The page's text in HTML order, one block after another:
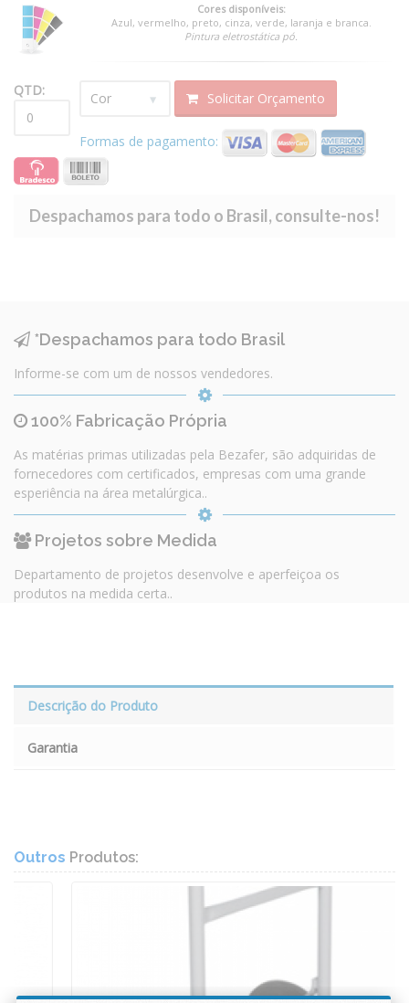
Cores disponíveis:
Azul, vermelho, preto, cinza, verde, laranja e branca.
Pintura eletrostática pó.
QTD: Solicitar Orçamento
Formas de pagamento:
Despachamos para todo o Brasil, consulte-nos!
*Despachamos para todo Brasil
Informe-se com um de nossos vendedores.
100% Fabricação Própria
As matérias primas utilizadas pela Bezafer, são adquiridas de
fornecedores com certificados, empresas com uma grande
esperiência na área metalúrgica..
Projetos sobre Medida
Departamento de projetos desenvolve e aperfeiçoa os
produtos na medida certa..
Descrição do Produto
Garantia
Outros Produtos: